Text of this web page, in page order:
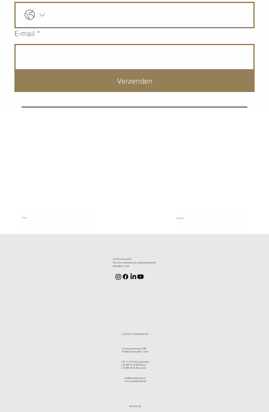
E-mail *
Verzenden
Volgend
Vorig
KenDa Design BV.
Stijlvolle vloeroplossing, duurzame perfectie
BE1030.911.545
CONTACT INFORMATIE
Olmensesteenweg 124B
B-3945 Tessenderlo - Ham
+32 11 72 76 55
(Algemeen)
+32 498 10 16 59
(Davy)
+32 496 30 65 30
(Leslie)
info@kendadesign.be
www.kendadesign.be
NAVIGATIE